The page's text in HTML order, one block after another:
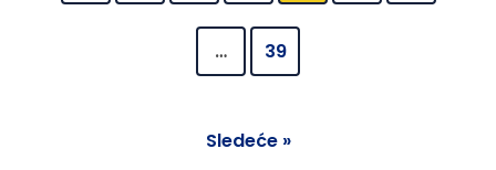
… 39
Sledeće »